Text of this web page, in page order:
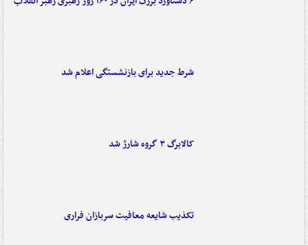
شرط جدید برای بازنشستگی اعلام شد
کالابرگ ۳ گروه شارژ شد
تکذیب شایعه معافیت سربازان فراری